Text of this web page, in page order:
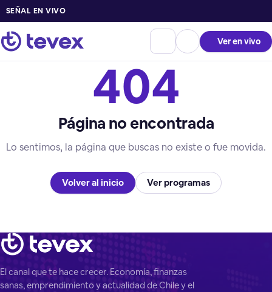
SEÑAL EN VIVO
Ver en vivo
404
Página no encontrada
Lo sentimos, la página que buscas no existe o fue movida.
Volver al inicio Ver programas
El canal que te hace crecer. Economía, finanzas
sanas, emprendimiento y actualidad de Chile y el